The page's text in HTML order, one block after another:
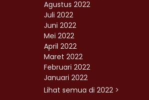
Agustus 2022
Juli 2022
Juni 2022
Mei 2022
April 2022
Maret 2022
Februari 2022
Januari 2022
Lihat semua di 2022 >